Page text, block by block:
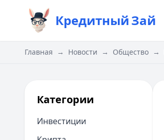
КредитныйЗай
Главная → Новости → Общество →
Категории
Инвестиции